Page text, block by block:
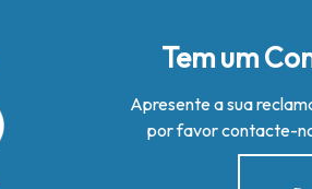
Tem um
Apresente a sua
por favor contacte-